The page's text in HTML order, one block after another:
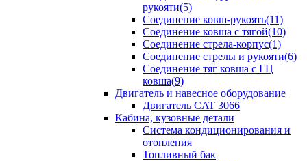
рукояти(5)
Соединение ковш-рукоять(11)
Соединение ковша с тягой(10)
Соединение стрела-корпус(1)
Соединение стрелы и рукояти(6)
Соединение тяг ковша с ГЦ
ковша(9)
Двигатель и навесное оборудование
Двигатель CAT 3066
Кабина, кузовные детали
Система кондиционирования и
отопления
Топливный бак